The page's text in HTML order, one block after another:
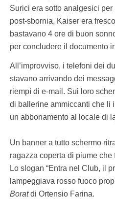
Surici era sotto analgesici
post-sbornia, Kaiser era
bastavano 4 ore di buon
per concludere il documento
All’improvviso, i telefoni dei
stavano arrivando dei
riempì di e-mail. Sui loro
di ballerine ammiccanti che li
un abbonamento al locale di
Un banner a tutto schermo
ragazza coperta di piume
Lo slogan “Entra nel Club, il
lampeggiava rosso fuoco
Boratdi Ortensio Farina.